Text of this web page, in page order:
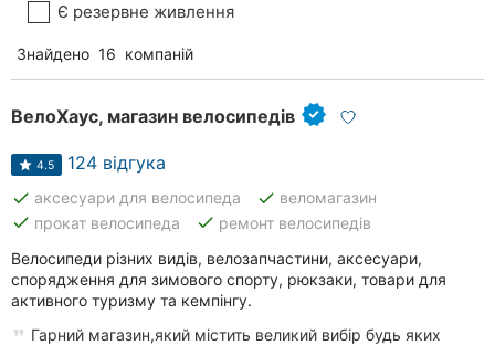
Є резервне живлення
Знайдено 16 компаній
ВелоХаус, магазин велосипедів
4.5 124 відгука
done аксесуари для велосипеда done веломагазин
done прокат велосипеда done ремонт велосипедів
Велосипеди різних видів, велозапчастини, аксесуари,
спорядження для зимового спорту, рюкзаки, товари для
активного туризму та кемпінгу.
Гарний магазин,який містить великий вибір будь яких